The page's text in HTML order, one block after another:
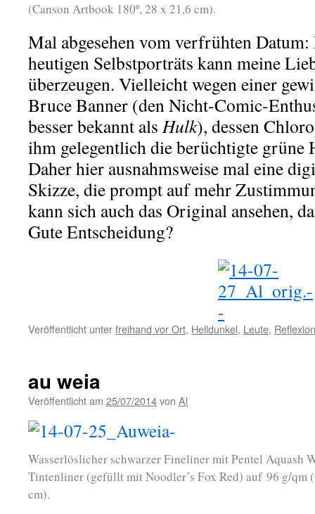
(Canson Artbook 180º, 28 x 21,6 cm).
Mal abgesehen vom verfrühten
heutigen Selbstporträts kann meine
überzeugen. Vielleicht wegen einer
Bruce Banner (den Nicht-Comic-
besser bekannt alsHulk), dessen
ihm gelegentlich die berüchtigte grüne
Daher hier ausnahmsweise mal eine
Skizze, die prompt auf mehr
kann sich auch das Original ansehen,
Gute Entscheidung?
Veröffentlicht unterfreihand vor Ort, Helldunkel, Leute, Reflexion
au weia
Veröffentlicht am 25/07/2014von Al
Wasserlöslicher schwarzer Fineliner mit Pentel Aquash
Tintenliner (gefüllt mit Noodler’s Fox Red) auf 96 g/qm
cm).